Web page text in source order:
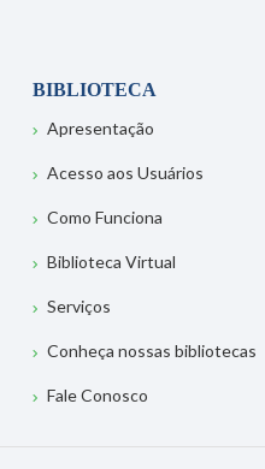
BIBLIOTECA
Apresentação
Acesso aos Usuários
Como Funciona
Biblioteca Virtual
Serviços
Conheça nossas bibliotecas
Fale Conosco